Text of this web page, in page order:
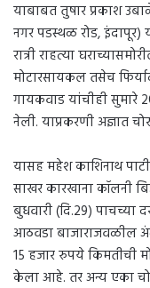
याबाबत तुषार प्रकाश
नगर पडस्थळ रोड, इंदापूर)
रात्री राहत्या
मोटारसायकल तसेच
गायकवाड यांचीही सुमारे
नेली. याप्रकरणी अज्ञात
यासह महेश काशिनाथ
साखर कारखाना कॉलनी
बुधवारी (दि.29) पाचच्या
आठवडा बाजाराजवळील
15 हजार रुपये किमतीची
केला आहे. तर अन्य एका